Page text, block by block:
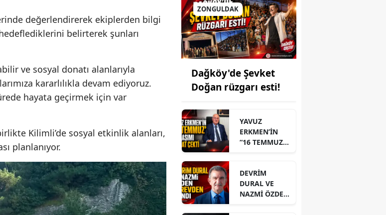
değerlendirerek ekiplerden bilgi
belirterek şunları
ve sosyal donatı alanlarıyla
kararlılıkla devam ediyoruz.
hayata geçirmek için var
Kilimli’de sosyal etkinlik alanları,
planlanıyor.
ZONGULDAK
Dağköy'de Şevket
Doğan rüzgarı esti!
YAVUZ
ERKMEN’İN
“16 TEMMUZ”
DEVRİM
DURAL VE
NAZMİ ÖZDEN